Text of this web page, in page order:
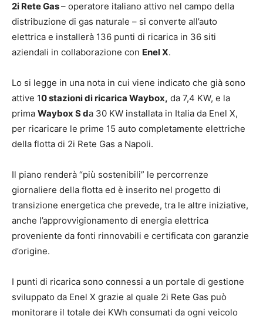
2i Rete Gas– operatore italiano attivo nel campo della
distribuzione di gas naturale – si converte all’auto
elettrica e installerà 136 punti di ricarica in 36 siti
aziendali in collaborazione con Enel X.
Lo si legge in una nota in cui viene indicato che già sono
attive 10 stazioni di ricarica Waybox, da 7,4 KW, e la
prima Waybox S da 30 KW installata in Italia da Enel X,
per ricaricare le prime 15 auto completamente elettriche
della flotta di 2i Rete Gas a Napoli.
Il piano renderà “più sostenibili” le percorrenze
giornaliere della flotta ed è inserito nel progetto di
transizione energetica che prevede, tra le altre iniziative,
anche l’approvvigionamento di energia elettrica
proveniente da fonti rinnovabili e certificata con garanzie
d’origine.
I punti di ricarica sono connessi a un portale di gestione
sviluppato da Enel X grazie al quale 2i Rete Gas può
monitorare il totale dei KWh consumati da ogni veicolo